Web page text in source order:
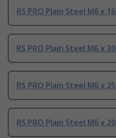
RS PRO Plain Steel M6 x
RS PRO Plain Steel M6 x
RS PRO Plain Steel M6 x
RS PRO Plain Steel M6 x